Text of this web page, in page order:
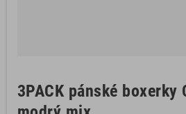
3PACK pánské boxerky